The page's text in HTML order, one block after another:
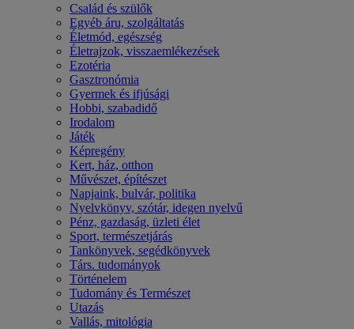
Család és szülők
Egyéb áru, szolgáltatás
Életmód, egészség
Életrajzok, visszaemlékezések
Ezotéria
Gasztronómia
Gyermek és ifjúsági
Hobbi, szabadidő
Irodalom
Játék
Képregény
Kert, ház, otthon
Művészet, építészet
Napjaink, bulvár, politika
Nyelvkönyv, szótár, idegen nyelvű
Pénz, gazdaság, üzleti élet
Sport, természetjárás
Tankönyvek, segédkönyvek
Társ. tudományok
Történelem
Tudomány és Természet
Utazás
Vallás, mitológia